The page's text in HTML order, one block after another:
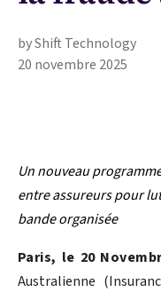
by Shift Technology
20 novembre 2025
Un nouveau
entre assureurs pour
bande organisée
Paris, le 20
Australienne